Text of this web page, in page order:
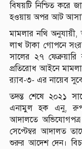
বিষয়টি নিশ্চিত করে
হওয়ায় অপর আট
মামলার নথি
লাখ টাকা গোপনে
সালের ২৭ ফেব্রুয়ারি
প্রতিরোধ আইনে
র‌্যাব-৩- এর নায়েব
তদন্ত শেষে ২০২১
এনামুল হক এনু,
আদালতে
সেপ্টেম্বর আদালত
শুরুর আদেশ দেন।